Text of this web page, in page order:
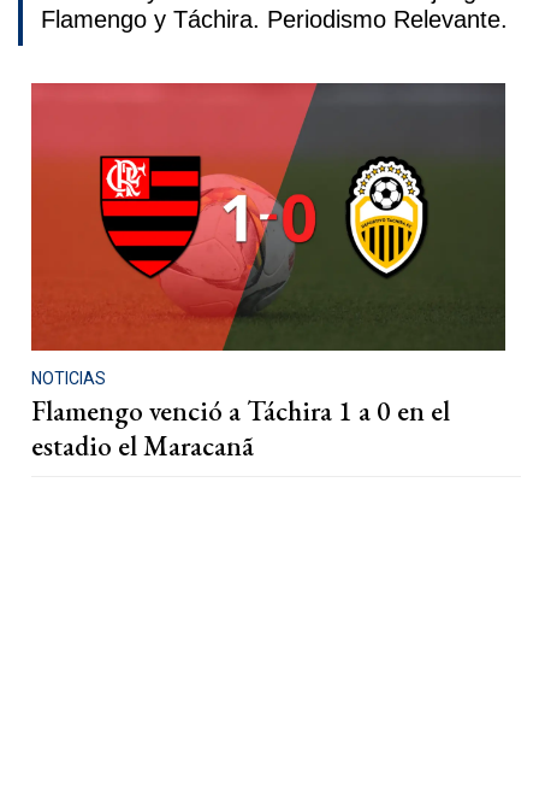
Flamengo y Táchira. Periodismo Relevante.
NOTICIAS
Flamengo venció a Táchira 1 a 0 en el
estadio el Maracanã